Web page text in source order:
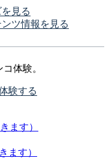
見る
ツ情報を見る
体験。
験する
ます）
ます）